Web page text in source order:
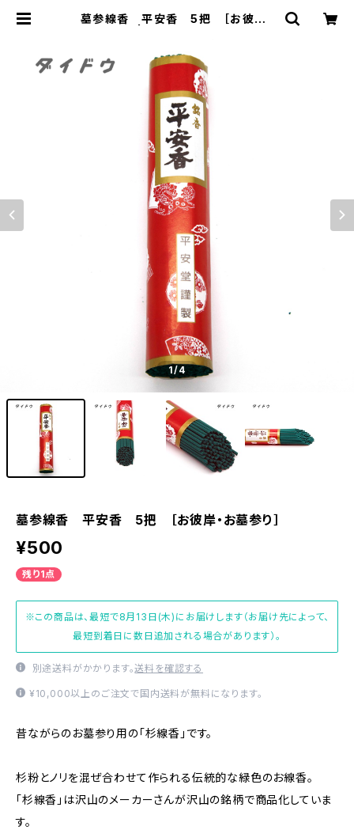
墓参線香 平安香 5把 ［お彼岸・
1/4
墓参線香 平安香 5把 ［お彼岸・お墓参り］
¥500
残り1点
※この商品は、最短で8月13日(木)にお届けします（お届け先によって、
最短到着日に数日追加される場合があります）。
別途送料がかかります。送料を確認する
¥10,000以上のご注文で国内送料が無料になります。
昔ながらのお墓参り用の「杉線香」です。
杉粉とノリを混ぜ合わせて作られる伝統的な緑色のお線香。
「杉線香」は沢山のメーカーさんが沢山の銘柄で商品化していま
す。